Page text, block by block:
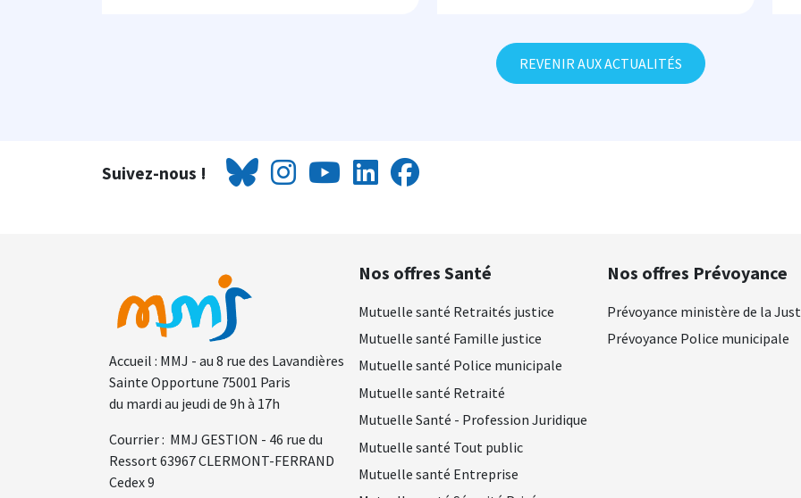
REVENIR AUX ACTUALITÉS
Suivez-nous !
Accueil : MMJ - au 8 rue des Lavandières
Sainte Opportune 75001 Paris
du mardi au jeudi de 9h à 17h
Courrier : MMJ GESTION - 46 rue du
Ressort 63967 CLERMONT-FERRAND
Cedex 9
Nos offres Santé
Mutuelle santé Retraités justice
Mutuelle santé Famille justice
Mutuelle santé Police municipale
Mutuelle santé Retraité
Mutuelle Santé - Profession Juridique
Mutuelle santé Tout public
Mutuelle santé Entreprise
Nos offres Prévoyance
Prévoyance ministère de la
Prévoyance Police municipale